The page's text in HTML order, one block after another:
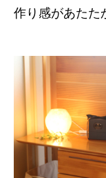
作り感があたた